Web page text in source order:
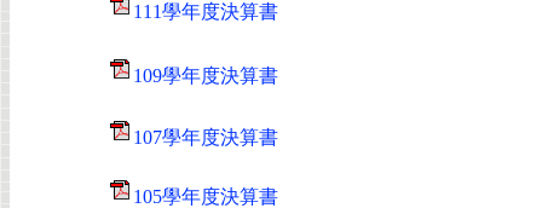
111學年度決算書
109學年度決算書
107學年度決算書
105學年度決算書